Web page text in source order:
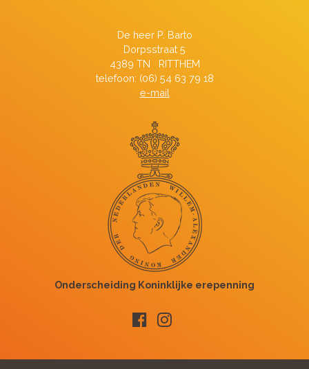
De heer P. Barto
Dorpsstraat 5
4389 TN RITTHEM
telefoon: (06) 54 63 79 18
e-mail